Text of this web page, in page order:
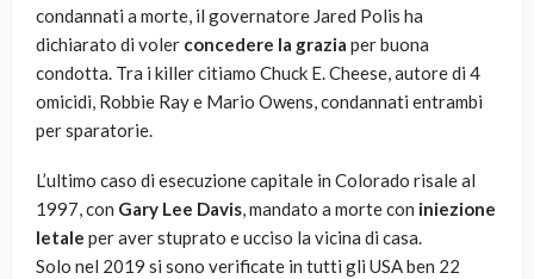
condannati a morte, il governatore Jared Polis ha
dichiarato di voler concedere la grazia per buona
condotta. Tra i killer citiamo Chuck E. Cheese, autore di 4
omicidi, Robbie Ray e Mario Owens, condannati entrambi
per sparatorie.
L’ultimo caso di esecuzione capitale in Colorado risale al
1997, con Gary Lee Davis, mandato a morte con iniezione
letale per aver stuprato e ucciso la vicina di casa.
Solo nel 2019 si sono verificate in tutti gli USA ben 22